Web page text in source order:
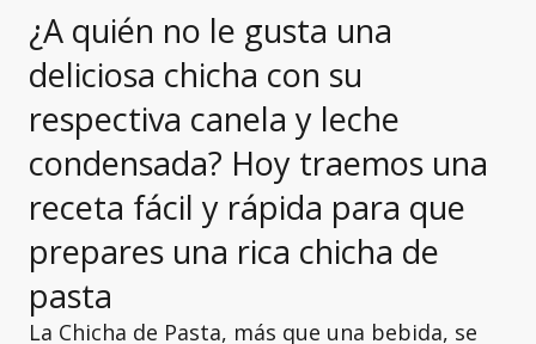
¿A quién no le gusta una
deliciosa chicha con su
respectiva canela y leche
condensada? Hoy traemos una
receta fácil y rápida para que
prepares una rica chicha de
pasta
La Chicha de Pasta, más que una bebida, se